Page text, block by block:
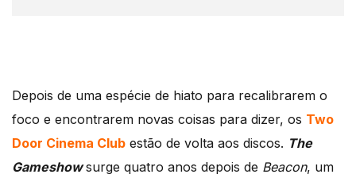
Depois de uma espécie de hiato para recalibrarem o
foco e encontrarem novas coisas para dizer, os Two
Door Cinema Club estão de volta aos discos. The
Gameshowsurge quatro anos depois de Beacon, um